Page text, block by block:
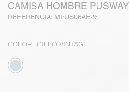
CAMISA HOMBRE PUSWAY
REFERENCIA: MPUS06AE26
COLOR | CIELO VINTAGE